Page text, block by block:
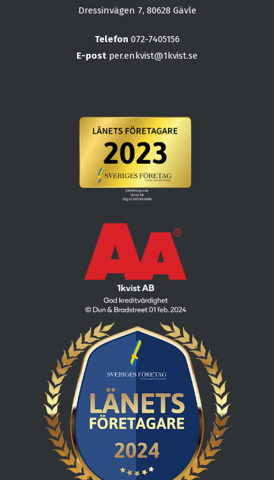
Dressinvägen 7, 80628 Gävle
Telefon 072-7405156
E-post per.enkvist@1kvist.se